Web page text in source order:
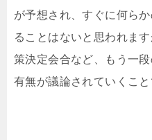
が予想され、すぐに何ら
ることはないと思われま
策決定会合など、もう一
有無が議論されていくこと